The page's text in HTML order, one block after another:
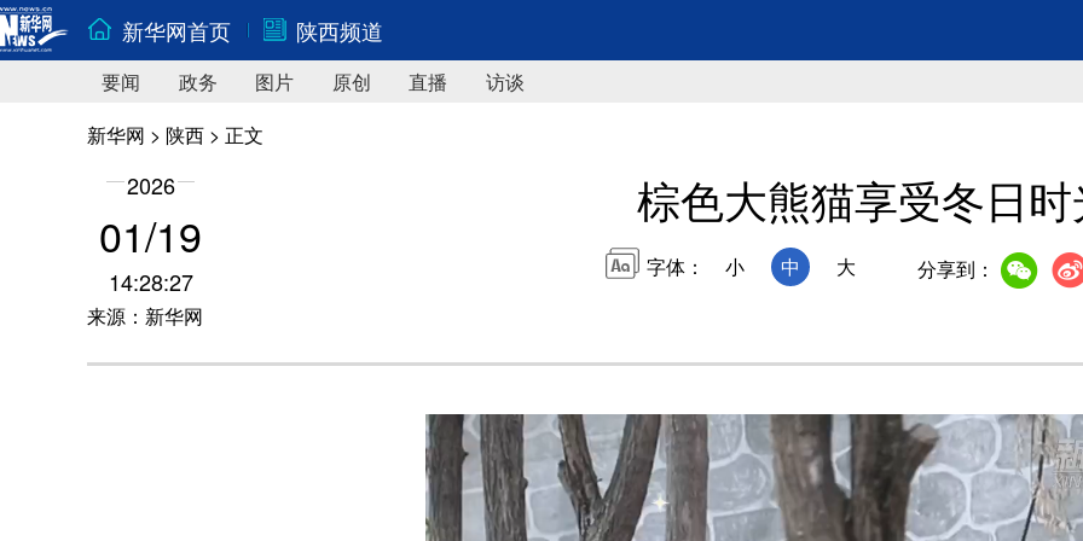
新华网首页 陕西频道
要闻 政务 图片 原创 直播
访谈
新华网 > 陕西 > 正文
2026
01/19
14:28:27
来源：新华网
棕色大熊猫享受冬日
字体： 小 中 大 分享到：